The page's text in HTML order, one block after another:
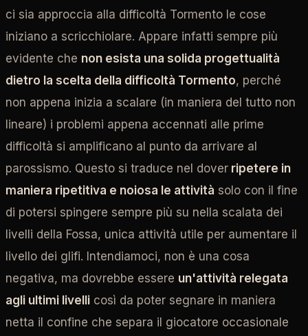
ci sia approccia alla difficoltà Tormento le cose
iniziano a scricchiolare. Appare infatti sempre più
evidente che non esista una solida progettualità
dietro la scelta della difficoltà Tormento, perché
non appena inizia a scalare (in maniera del tutto non
lineare) i problemi appena accennati alle prime
difficoltà si amplificano al punto da arrivare al
parossismo. Questo si traduce nel dover ripetere in
maniera ripetitiva e noiosa le attività solo con il fine
di potersi spingere sempre più su nella scalata dei
livelli della Fossa, unica attività utile per aumentare il
livello dei glifi. Intendiamoci, non è una cosa
negativa, ma dovrebbe essere un'attività relegata
agli ultimi livelli così da poter segnare in maniera
netta il confine che separa il giocatore occasionale